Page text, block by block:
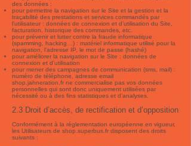
des données :
pour permettre la navigation sur le Site et la gestion et la
traçabilité des prestations et services commandés par
l’utilisateur : données de connexion et d’utilisation du Site,
facturation, historique des commandes, etc.
pour prévenir et lutter contre la fraude informatique
(spamming, hacking…) : matériel informatique utilisé pour la
navigation, l’adresse IP, le mot de passe (hashé)
pour améliorer la navigation sur le Site : données de
connexion et d’utilisation
pour mener des campagnes de communication (sms, mail) :
numéro de téléphone, adresse email
shop.jahneration.fr ne commercialise pas vos données
personnelles qui sont donc uniquement utilisées par
nécessité ou à des fins statistiques et d’analyses.
2.3 Droit d’accès, de rectification et d’opposition
Conformément à la réglementation européenne en vigueur,
les Utilisateurs de shop.superbus.fr disposent des droits
suivants :